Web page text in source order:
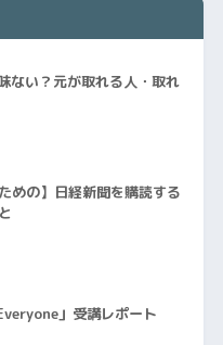
ない？元が取れる人・取れ
めの】日経新聞を購読する
」受講レポート